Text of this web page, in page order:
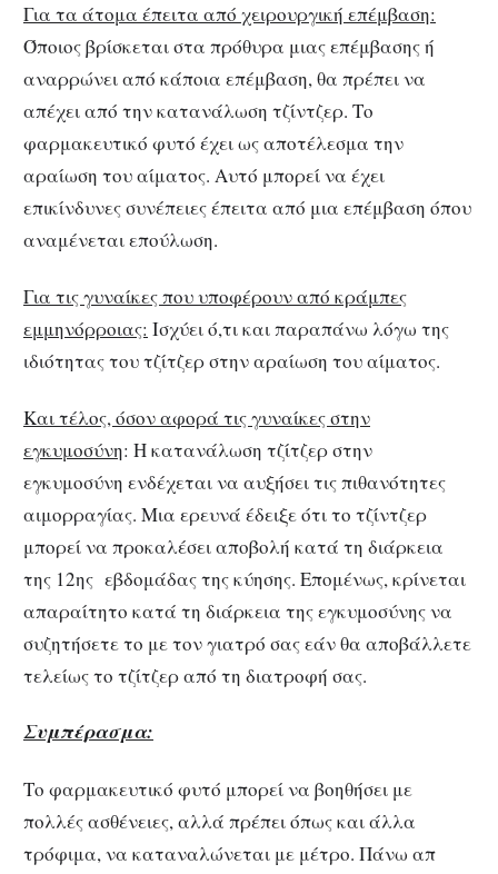
Για τα άτομα έπειτα από χειρουργική επέμβαση:
Όποιος βρίσκεται στα πρόθυρα μιας επέμβασης ή
αναρρώνει από κάποια επέμβαση, θα πρέπει να
απέχει από την κατανάλωση τζίντζερ. Το
φαρμακευτικό φυτό έχει ως αποτέλεσμα την
αραίωση του αίματος. Αυτό μπορεί να έχει
επικίνδυνες συνέπειες έπειτα από μια επέμβαση όπου
αναμένεται επούλωση.
Για τις γυναίκες που υποφέρουν από κράμπες
εμμηνόρροιας: Ισχύει ό,τι και παραπάνω λόγω της
ιδιότητας του τζίτζερ στην αραίωση του αίματος.
Και τέλος, όσον αφορά τις γυναίκες στην
εγκυμοσύνη: Η κατανάλωση τζίτζερ στην
εγκυμοσύνη ενδέχεται να αυξήσει τις πιθανότητες
αιμορραγίας. Μια ερευνά έδειξε ότι το τζίντζερ
μπορεί να προκαλέσει αποβολή κατά τη διάρκεια
της 12ης εβδομάδας της κύησης. Επομένως, κρίνεται
απαραίτητο κατά τη διάρκεια της εγκυμοσύνης να
συζητήσετε το με τον γιατρό σας εάν θα αποβάλλετε
τελείως το τζίτζερ από τη διατροφή σας.
Συμπέρασμα:
Το φαρμακευτικό φυτό μπορεί να βοηθήσει με
πολλές ασθένειες, αλλά πρέπει όπως και άλλα
τρόφιμα, να καταναλώνεται με μέτρο. Πάνω απ